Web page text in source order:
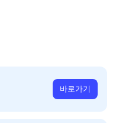
바로가기